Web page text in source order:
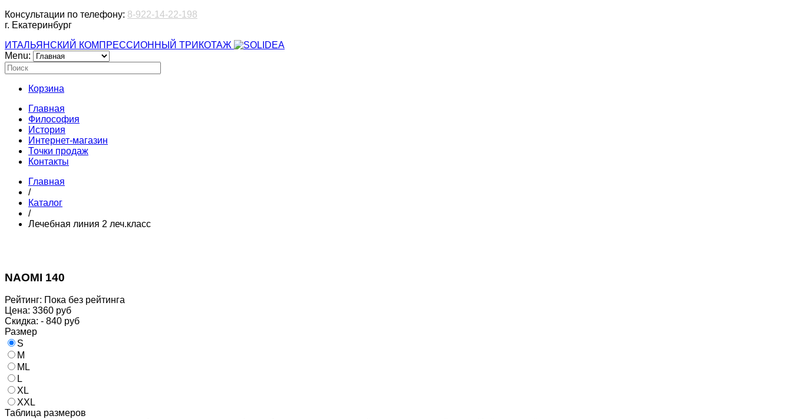
Консультации по телефону: 8-922-14-22-198
г. Екатеринбург
ИТАЛЬЯНСКИЙ КОМПРЕССИОННЫЙ ТРИКОТАЖ
Menu:
Корзина
Главная
Философия
История
Интернет-магазин
Точки продаж
Контакты
Главная
/
Каталог
/
Лечебная линия 2 леч.класс
NAOMI 140
Рейтинг: Пока без рейтинга
Цена: 3360 руб
Скидка: - 840 руб
Размер
S
M
ML
L
XL
XXL
Таблица размеров